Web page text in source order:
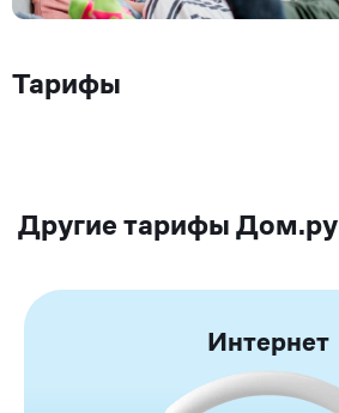
Тарифы
Другие тарифы Дом.ру
Интернет